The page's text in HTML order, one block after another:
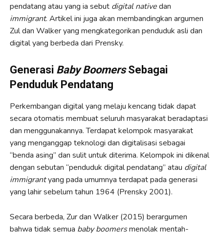
pendatang atau yang ia sebut digital nativedan
immigrant. Artikel ini juga akan membandingkan argumen
Zul dan Walker yang mengkategorikan penduduk asli dan
digital yang berbeda dari Prensky.
Generasi Baby BoomersSebagai
Penduduk Pendatang
Perkembangan digital yang melaju kencang tidak dapat
secara otomatis membuat seluruh masyarakat beradaptasi
dan menggunakannya. Terdapat kelompok masyarakat
yang menganggap teknologi dan digitalisasi sebagai
“benda asing” dan sulit untuk diterima. Kelompok ini dikenal
dengan sebutan “penduduk digital pendatang” atau digital
immigrantyang pada umumnya terdapat pada generasi
yang lahir sebelum tahun 1964 (Prensky 2001).
Secara berbeda, Zur dan Walker (2015) berargumen
bahwa tidak semua baby boomersmenolak mentah-